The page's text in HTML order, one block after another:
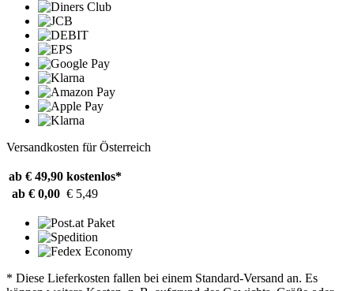
Versandkosten für Österreich
ab € 49,90 kostenlos*
ab € 0,00 € 5,49
* Diese Lieferkosten fallen bei einem Standard-Versand an. Es